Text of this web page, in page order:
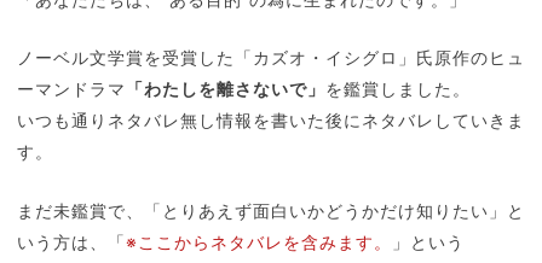
ノーベル文学賞を受賞した「カズオ・イシグロ」氏原作のヒュ
ーマンドラマ 「わたしを離さないで」 を鑑賞しました。
いつも通りネタバレ無し情報を書いた後にネタバレしていきま
す。
まだ未鑑賞で、「とりあえず面白いかどうかだけ知りたい」と
いう方は、「※ここからネタバレを含みます。
」という